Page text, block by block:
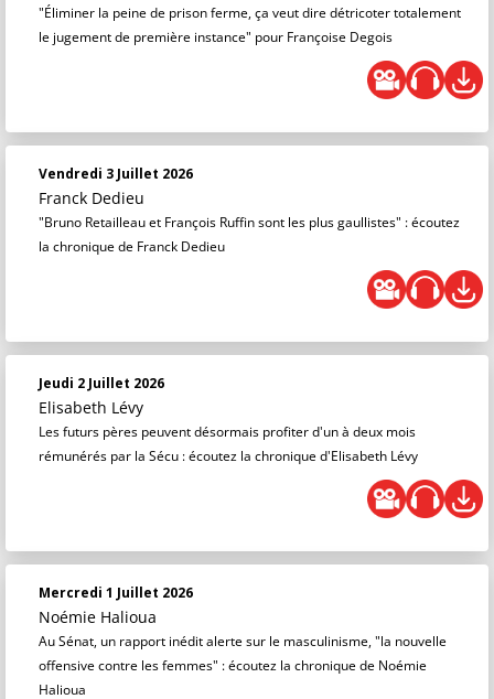
"Éliminer la peine de prison ferme, ça veut dire détricoter totalement
le jugement de première instance" pour Françoise Degois
Vendredi 3 Juillet 2026
Franck Dedieu
"Bruno Retailleau et François Ruffin sont les plus gaullistes" : écoutez
la chronique de Franck Dedieu
Jeudi 2 Juillet 2026
Elisabeth Lévy
Les futurs pères peuvent désormais profiter d'un à deux mois
rémunérés par la Sécu : écoutez la chronique d'Elisabeth Lévy
Mercredi 1 Juillet 2026
Noémie Halioua
Au Sénat, un rapport inédit alerte sur le masculinisme, "la nouvelle
offensive contre les femmes" : écoutez la chronique de Noémie
Halioua